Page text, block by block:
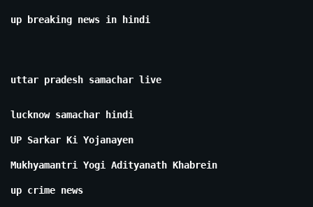
up breaking news in hindi
uttar pradesh samachar live
lucknow samachar hindi
UP Sarkar Ki Yojanayen
Mukhyamantri Yogi Adityanath Khabrein
up crime news